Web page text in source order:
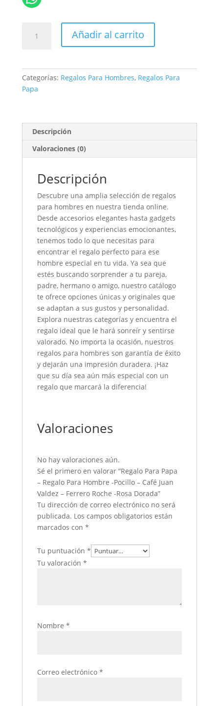
Hombre
Café
Juan
Ferrero
Roche
Dorada
cantidad
Añadir al carrito
Categorías: Regalos Para Hombres, Regalos Para
Papa
Descripción
Valoraciones (0)
Descripción
Descubre una amplia selección de regalos
para hombres en nuestra tienda online.
Desde accesorios elegantes hasta gadgets
tecnológicos y experiencias emocionantes,
tenemos todo lo que necesitas para
encontrar el regalo perfecto para ese
hombre especial en tu vida. Ya sea que
estés buscando sorprender a tu pareja,
padre, hermano o amigo, nuestro catálogo
te ofrece opciones únicas y originales que
se adaptan a sus gustos y personalidad.
Explora nuestras categorías y encuentra el
regalo ideal que le hará sonreír y sentirse
valorado. No importa la ocasión, nuestros
regalos para hombres son garantía de éxito
y dejarán una impresión duradera. ¡Haz
que su día sea aún más especial con un
regalo que marcará la diferencia!
Valoraciones
No hay valoraciones aún.
Sé el primero en valorar “Regalo Para Papa
– Regalo Para Hombre -Pocillo – Café Juan
Valdez – Ferrero Roche -Rosa Dorada”
Tu dirección de correo electrónico no será
publicada. Los campos obligatorios están
marcados con *
Tu puntuación *
Tu valoración *
Nombre *
Correo electrónico *